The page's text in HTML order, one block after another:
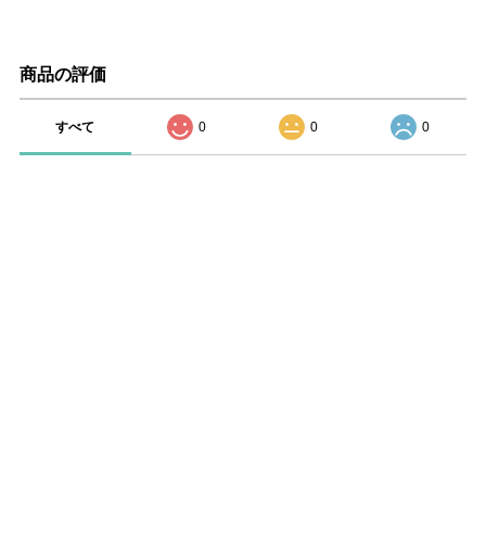
商品の評価
すべて 0 0 0